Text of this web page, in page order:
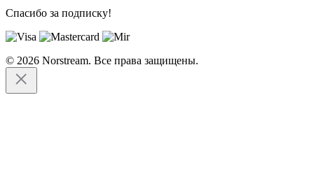
Спасибо за подписку!
© 2026 Norstream. Все права защищены.